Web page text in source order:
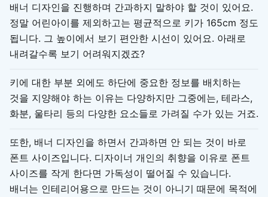
배너 디자인을 진행하며 간과하지 말하야 할 것이 있어요.
정말 어린아이를 제외하고는 평균적으로 키가 165cm 정도
됩니다. 그 높이에서 보기 편안한 시선이 있어요. 아래로
내려갈수록 보기 어려워지겠죠?
키에 대한 부분 외에도 하단에 중요한 정보를 배치하는
것을 지양해야 하는 이유는 다양하지만 그중에는, 테라스,
화분, 울타리 등의 다양한 요소들로 가려질 수가 있는 거죠.
또한, 배너 디자인을 하면서 간과하면 안 되는 것이 바로
폰트 사이즈입니다. 디자이너 개인의 취향을 이유로 폰트
사이즈를 작게 한다면 가독성이 떨어질 수 있습니다.
배너는 인테리어용으로 만드는 것이 아니기 때문에 목적에